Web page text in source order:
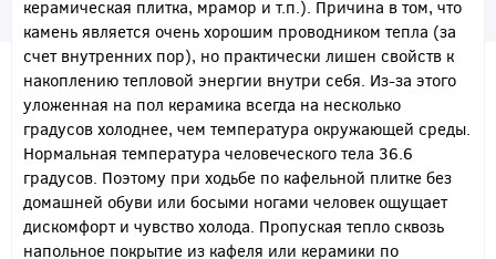
керамическая плитка, мрамор и т.п.). Причина в том, что
камень является очень хорошим проводником тепла (за
счет внутренних пор), но практически лишен свойств к
накоплению тепловой энергии внутри себя. Из-за этого
уложенная на пол керамика всегда на несколько
градусов холоднее, чем температура окружающей среды.
Нормальная температура человеческого тела 36.6
градусов. Поэтому при ходьбе по кафельной плитке без
домашней обуви или босыми ногами человек ощущает
дискомфорт и чувство холода. Пропуская тепло сквозь
напольное покрытие из кафеля или керамики по